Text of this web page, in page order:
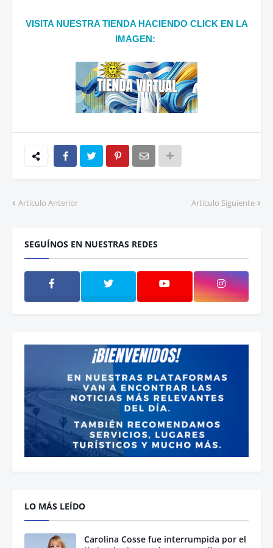
VISITA NUESTRA TIENDA HACIENDO CLICK EN LA
IMAGEN:
Artículo Anterior Artículo Siguiente
SEGUÍNOS EN NUESTRAS REDES
LO MÁS LEÍDO
Carolina Cosse fue interrumpida por el